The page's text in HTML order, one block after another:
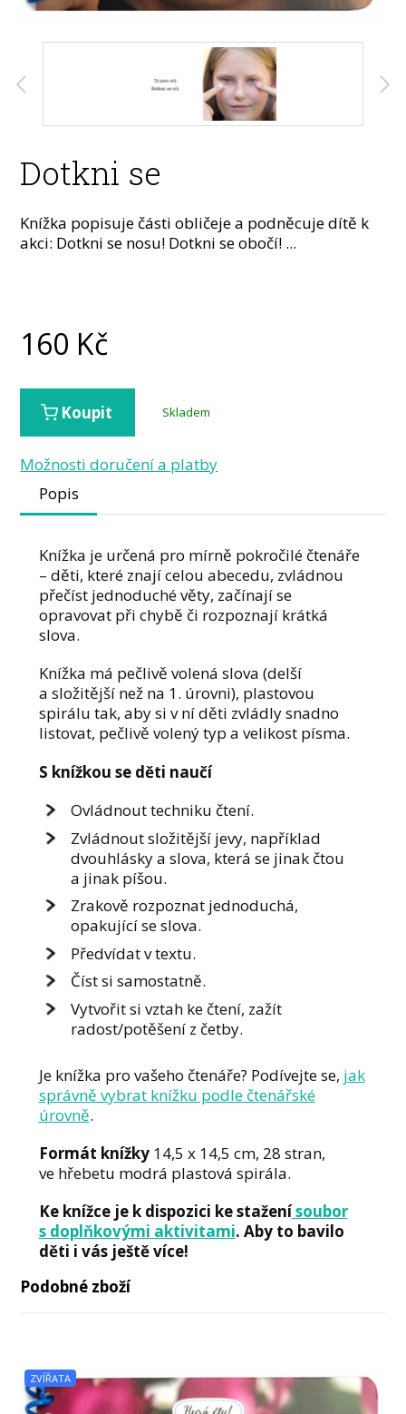
Dotkni se
Knížka popisuje části obličeje a podněcuje dítě k
akci: Dotkni se nosu! Dotkni se obočí! ...
160 Kč
Koupit Skladem
Možnosti doručení a platby
Popis
Knížka je určená pro mírně pokročilé čtenáře
– děti, které znají celou abecedu, zvládnou
přečíst jednoduché věty, začínají se
opravovat při chybě či rozpoznají krátká
slova.
Knížka má pečlivě volená slova (delší
a složitější než na 1. úrovni), plastovou
spirálu tak, aby si v ní děti zvládly snadno
listovat, pečlivě volený typ a velikost písma.
S knížkou se děti naučí
Ovládnout techniku čtení.
Zvládnout složitější jevy, například
dvouhlásky a slova, která se jinak čtou
a jinak píšou.
Zrakově rozpoznat jednoduchá,
opakující se slova.
Předvídat v textu.
Číst si samostatně.
Vytvořit si vztah ke čtení, zažít
radost/potěšení z četby.
Je knížka pro vašeho čtenáře? Podívejte se, jak
správně vybrat knížku podle čtenářské
úrovně.
Formát knížky14,5 x 14,5 cm, 28 stran,
ve hřebetu modrá plastová spirála.
Ke knížce je k dispozici ke staženísoubor
s doplňkovými aktivitami. Aby to bavilo
děti i vás ještě více!
Podobné zboží
ZVÍŘATA
TĚLO
TĚLO
ZVÍŘATA
ZVÍŘATA
ZVÍŘATA
-10%
RECEPTY
-11%
TĚLO
STROJE